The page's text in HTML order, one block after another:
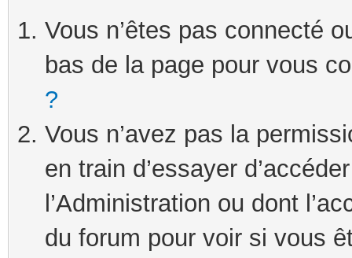
Vous n’êtes pas connecté
bas de la page pour vous
?
Vous n’avez pas la
en train d’essayer
l’Administration ou dont
du forum pour voir si vous